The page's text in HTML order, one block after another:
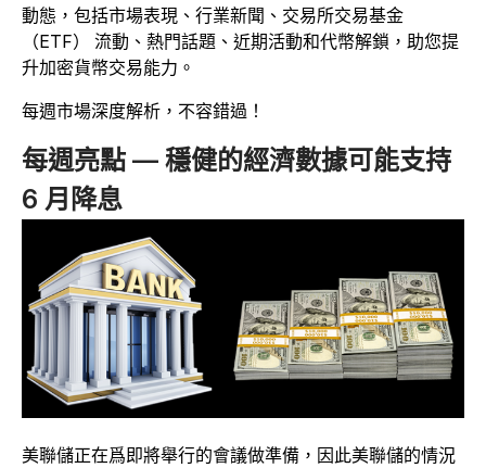
動態，包括市場表現、行業新聞、交易所交易基金
（ETF） 流動、熱門話題、近期活動和代幣解鎖，助您提
升加密貨幣交易能力。
每週市場深度解析，不容錯過！
每週亮點 — 穩健的經濟數據可能支持
6 月降息
美聯儲正在爲即將舉行的會議做準備，因此美聯儲的情況